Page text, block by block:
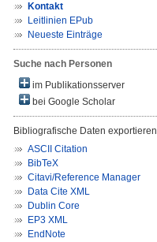
Kontakt
Leitlinien EPub
Neueste Einträge
Suche nach Personen
im Publikationsserver
bei Google Scholar
Bibliografische Daten exportieren
ASCII Citation
BibTeX
Citavi/Reference Manager
Data Cite XML
Dublin Core
EP3 XML
EndNote